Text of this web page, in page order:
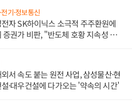
전기·정보통신
자 SK하이닉스 소극적 주주환원에
증권가 비판, "반도체 호황 지속성 의
서 속도 붙는 원전 사업, 삼성물산·현
·대우건설에 다가오는 '약속의 시간'